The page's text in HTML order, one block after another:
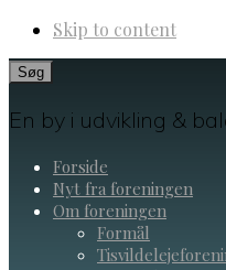
Skip to content
Search
En by i udvikling &
Forside
Nyt fra foreningen
Om foreningen
Formål